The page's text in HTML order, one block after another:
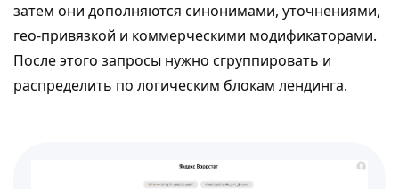
затем они дополняются синонимами, уточнениями,
гео-привязкой и коммерческими модификаторами.
После этого запросы нужно сгруппировать и
распределить по логическим блокам лендинга.